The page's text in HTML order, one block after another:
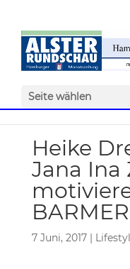
Seite wählen
Heike
Jana Ina
7 Juni, 2017|